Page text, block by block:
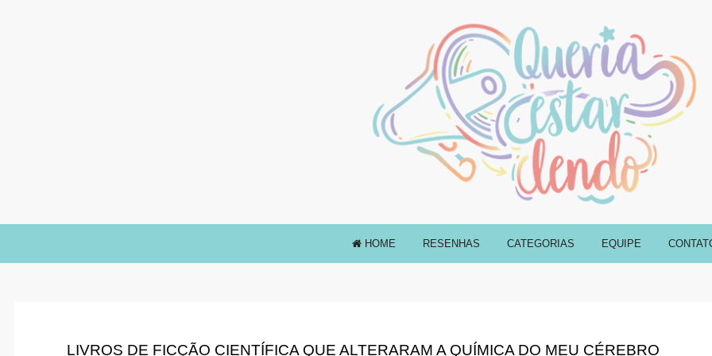
HOME RESENHAS CATEGORIAS EQUIPE
LIVROS DE FICÇÃO CIENTÍFICA QUE ALTERARAM A QUÍMICA DO MEU CÉREBRO